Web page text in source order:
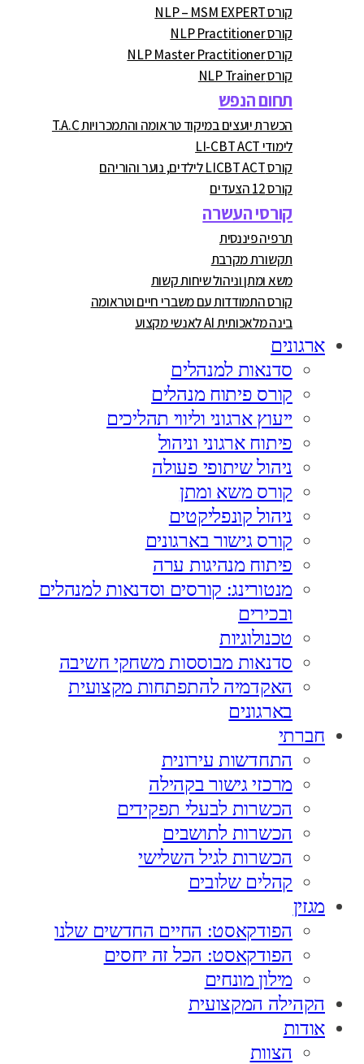
קורס NLP – MSM EXPERT
קורס NLP Practitioner
קורס NLP Master Practitioner
קורס NLP Trainer
תחום הנפש
הכשרת יועצים במיקוד טראומה והתמכרויות T.A.C
לימודי LI-CBT ACT
קורס LICBT ACT לילדים, נוער והוריהם
קורס 12 הצעדים
קורסי העשרה
תרפיה פיננסית
תקשורת מקרבת
משא ומתן וניהול שיחות קשות
קורס התמודדות עם משברי חיים וטראומה
בינה מלאכותית AI לאנשי מקצוע
ארגונים
סדנאות למנהלים
קורס פיתוח מנהלים
ייעוץ ארגוני וליווי תהליכים
פיתוח ארגוני וניהול
ניהול שיתופי פעולה
קורס משא ומתן
ניהול קונפליקטים
קורס גישור בארגונים
פיתוח מנהיגות ערה
מנטורינג: קורסים וסדנאות למנהלים
ובכירים
טכנולוגיות
סדנאות מבוססות משחקי חשיבה
האקדמיה להתפתחות מקצועית
בארגונים
חברתי
התחדשות עירונית
מרכזי גישור בקהילה
הכשרות לבעלי תפקידים
הכשרות לתושבים
הכשרות לגיל השלישי
קהלים שלובים
מגזין
הפודקאסט: החיים החדשים שלנו
הפודקאסט: הכל זה יחסים
מילון מונחים
הקהילה המקצועית
אודות
הצוות